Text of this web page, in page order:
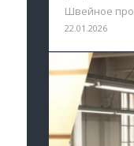
Швейное
22.01.2026